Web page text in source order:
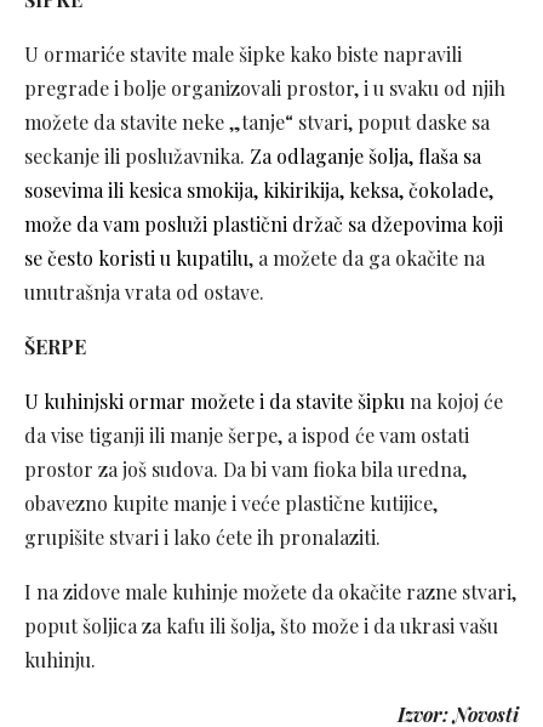
U ormariće stavite male šipke kako biste napravili
pregrade i bolje organizovali prostor, i u svaku od njih
možete da stavite neke „tanje“ stvari, poput daske sa
seckanje ili poslužavnika. Za odlaganje šolja, flaša sa
sosevima ili kesica smokija, kikirikija, keksa, čokolade,
može da vam posluži plastični držač sa džepovima koji
se često koristi u kupatilu, a možete da ga okačite na
unutrašnja vrata od ostave.
ŠERPE
U kuhinjski ormar možete i da stavite šipku na kojoj će
da vise tiganji ili manje šerpe, a ispod će vam ostati
prostor za još sudova. Da bi vam fioka bila uredna,
obavezno kupite manje i veće plastične kutijice,
grupišite stvari i lako ćete ih pronalaziti.
I na zidove male kuhinje možete da okačite razne stvari,
poput šoljica za kafu ili šolja, što može i da ukrasi vašu
kuhinju.
Izvor: Novosti